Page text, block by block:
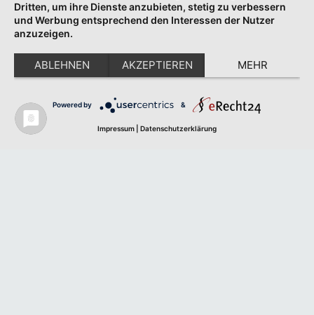
Dritten, um ihre Dienste anzubieten, stetig zu verbessern
und Werbung entsprechend den Interessen der Nutzer
anzuzeigen.
ABLEHNEN AKZEPTIEREN MEHR
Powered by &
Impressum Datenschutzerklärung